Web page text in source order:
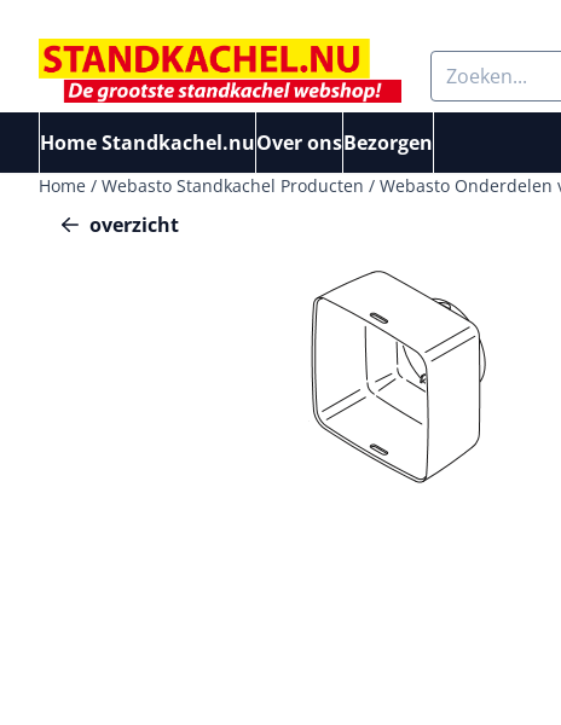
Zoeken
Home Standkachel.nuOver onsBezorgen
Home / Webasto Standkachel Producten / Webasto Onderdelen
overzicht